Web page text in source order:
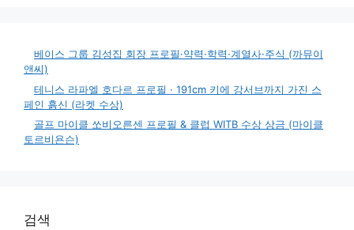
베이스 그룹 김성집 회장 프로필·약력·학력·계열사·주식 (까뮤이
앤씨)
테니스 라파엘 호다르 프로필 · 191cm 키에 강서브까지 가진 스
페인 흙신 (라켓 수상)
골프 마이클 쏘비오른센 프로필 & 클럽 WITB 수상 상금 (마이클
토르비욘슨)
검색